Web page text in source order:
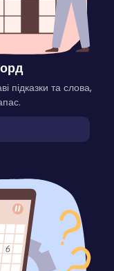
підказки та слова,